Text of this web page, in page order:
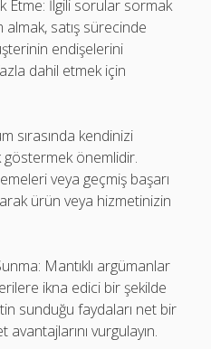
Etme: İlgili sorular sormak
satış sürecinde
endişelerini
dahil etmek için
sırasında kendinizi
önemlidir.
veya geçmiş başarı
ürün veya hizmetinizin
Mantıklı argümanlar
ikna edici bir şekilde
sunduğu faydaları net bir
avantajlarını vurgulayın.